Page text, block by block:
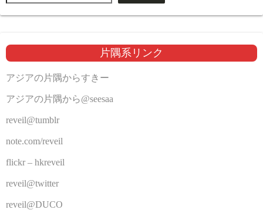
片隅系リンク
アジアの片隅からすきー
アジアの片隅から@seesaa
reveil@tumblr
note.com/reveil
flickr – hkreveil
reveil@twitter
reveil@DUCO